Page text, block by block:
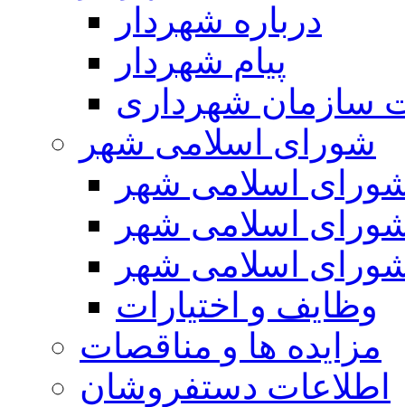
درباره شهردار
پیام شهردار
سازمان شهرداری
شورای اسلامی شهر
اسلامی شهر
اسلامی شهر
اسلامی شهر
وظایف و اختیارات
مزایده ها و مناقصات
اطلاعات دستفروشان